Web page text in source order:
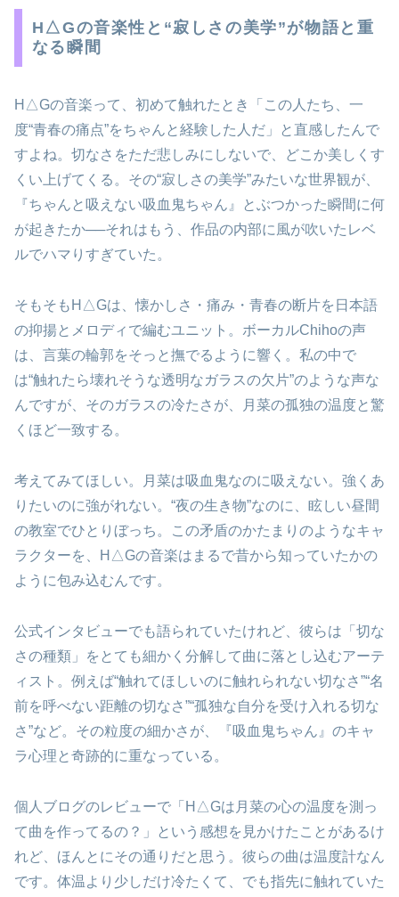
H△Gの音楽性と“寂しさの美学”が物語と重
なる瞬間
H△Gの音楽って、初めて触れたとき「この人たち、一
度“青春の痛点”をちゃんと経験した人だ」と直感したんで
すよね。切なさをただ悲しみにしないで、どこか美しくす
くい上げてくる。その“寂しさの美学”みたいな世界観が、
『ちゃんと吸えない吸血鬼ちゃん』とぶつかった瞬間に何
が起きたか──それはもう、作品の内部に風が吹いたレベ
ルでハマりすぎていた。
そもそもH△Gは、懐かしさ・痛み・青春の断片を日本語
の抑揚とメロディで編むユニット。ボーカルChihoの声
は、言葉の輪郭をそっと撫でるように響く。私の中で
は“触れたら壊れそうな透明なガラスの欠片”のような声な
んですが、そのガラスの冷たさが、月菜の孤独の温度と驚
くほど一致する。
考えてみてほしい。月菜は吸血鬼なのに吸えない。強くあ
りたいのに強がれない。“夜の生き物”なのに、眩しい昼間
の教室でひとりぼっち。この矛盾のかたまりのようなキャ
ラクターを、H△Gの音楽はまるで昔から知っていたかの
ように包み込むんです。
公式インタビューでも語られていたけれど、彼らは「切な
さの種類」をとても細かく分解して曲に落とし込むアーテ
ィスト。例えば“触れてほしいのに触れられない切なさ”“名
前を呼べない距離の切なさ”“孤独な自分を受け入れる切な
さ”など。その粒度の細かさが、『吸血鬼ちゃん』のキャ
ラ心理と奇跡的に重なっている。
個人ブログのレビューで「H△Gは月菜の心の温度を測っ
て曲を作ってるの？」という感想を見かけたことがあるけ
れど、ほんとにその通りだと思う。彼らの曲は温度計なん
です。体温より少しだけ冷たくて、でも指先に触れていた